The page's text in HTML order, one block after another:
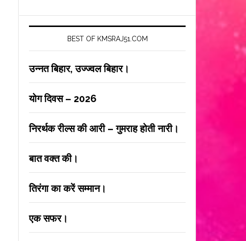
BEST OF KMSRAJ51.COM
उन्नत बिहार, उज्ज्वल बिहार।
योग दिवस – 2026
निरर्थक रील्स की आरी – गुमराह होती नारी।
बात वक्त की।
तिरंगा का करें सम्मान।
एक सफर।